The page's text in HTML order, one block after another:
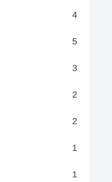
4
5
3
2
2
1
1